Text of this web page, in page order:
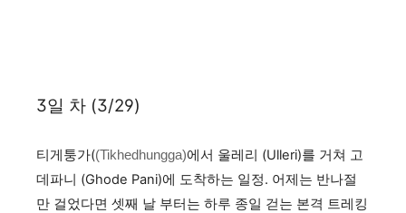
3일 차 (3/29)
티게퉁가((Tikhedhungga)에서 울레리 (Ulleri)를 거쳐 고
데파니 (Ghode Pani)에 도착하는 일정. 어제는 반나절
만 걸었다면 셋째 날 부터는 하루 종일 걷는 본격 트레킹